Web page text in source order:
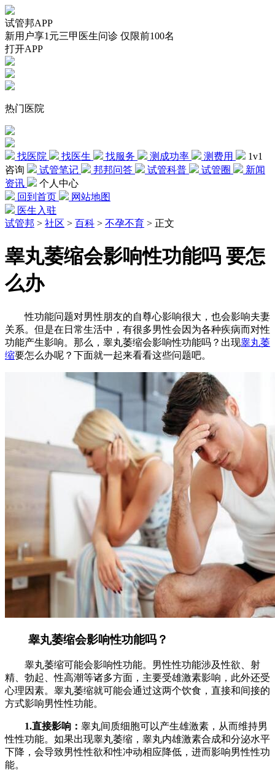
试管邦APP
新用户享1元三甲医生问诊 仅限前100名
打开APP
热门医院
找医院 找医生 找服务 测成功率 测费用
1v1
咨询
试管笔记 邦邦问答 试管科普 试管圈
新闻
资讯
个人中心
回到首页
网站地图
医生入驻
试管邦 > 社区 > 百科 > 不孕不育 > 正文
睾丸萎缩会影响性功能吗 要怎
么办
性功能问题对男性朋友的自尊心影响很大，也会影响夫妻
关系。但是在日常生活中，有很多男性会因为各种疾病而对性
功能产生影响。那么，睾丸萎缩会影响性功能吗？出现睾丸萎
缩要怎么办呢？下面就一起来看看这些问题吧。
睾丸萎缩会影响性功能吗？
睾丸萎缩可能会影响性功能。男性性功能涉及性欲、射
精、勃起、性高潮等诸多方面，主要受雄激素影响，此外还受
心理因素。睾丸萎缩就可能会通过这两个饮食，直接和间接的
方式影响男性性功能。
1.直接影响： 睾丸间质细胞可以产生雄激素，从而维持男
性性功能。如果出现睾丸萎缩，睾丸内雄激素合成和分泌水平
下降，会导致男性性欲和性冲动相应降低，进而影响男性性功
能。